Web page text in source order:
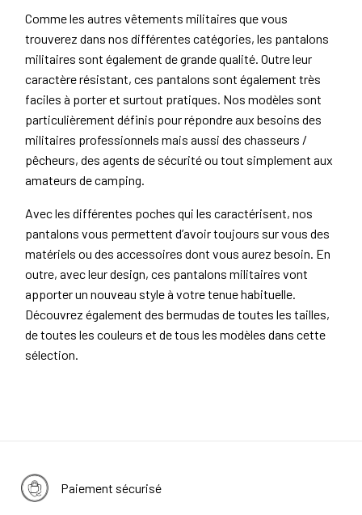
Comme les autres vêtements militaires que vous
trouverez dans nos différentes catégories, les pantalons
militaires sont également de grande qualité. Outre leur
caractère résistant, ces pantalons sont également très
faciles à porter et surtout pratiques. Nos modèles sont
particulièrement définis pour répondre aux besoins des
militaires professionnels mais aussi des chasseurs /
pêcheurs, des agents de sécurité ou tout simplement aux
amateurs de camping.
Avec les différentes poches qui les caractérisent, nos
pantalons vous permettent d’avoir toujours sur vous des
matériels ou des accessoires dont vous aurez besoin. En
outre, avec leur design, ces pantalons militaires vont
apporter un nouveau style à votre tenue habituelle.
Découvrez également des bermudas de toutes les tailles,
de toutes les couleurs et de tous les modèles dans cette
sélection.
Paiement sécurisé